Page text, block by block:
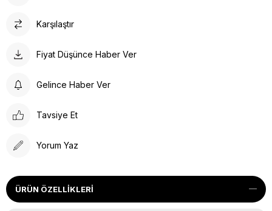
Karşılaştır
Fiyat Düşünce Haber Ver
Gelince Haber Ver
Tavsiye Et
Yorum Yaz
ÜRÜN ÖZELLIKLERI